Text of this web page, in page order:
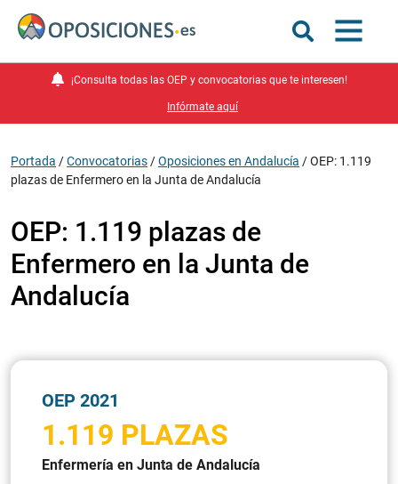
¡Consulta todas las OEP y convocatorias que te interesen!
Infórmate aquí
Portada /Convocatorias /Oposiciones en Andalucía /OEP: 1.119
plazas de Enfermero en la Junta de Andalucía
OEP: 1.119 plazas de
Enfermero en la Junta de
Andalucía
OEP 2021
1.119 PLAZAS
Enfermería en Junta de Andalucía